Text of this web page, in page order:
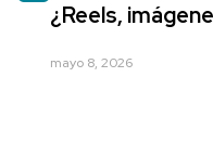
¿Reels,
mayo 8, 2026